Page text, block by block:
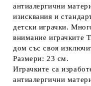
антиалергични
изисквания и
детски играчки.
внимание играчките
дом със своя
Размери: 23 см.
Играчките са
антиалергични